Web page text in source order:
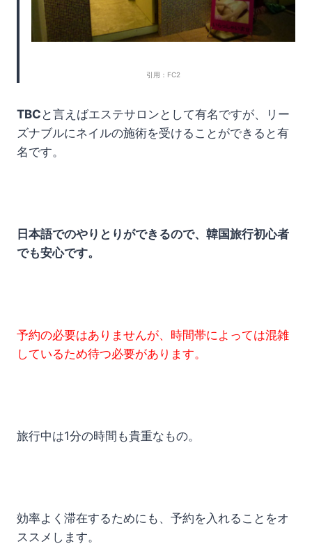
引用：FC2
TBC と言えばエステサロンとして有名ですが、リー
ズナブルにネイルの施術を受けることができると有
名です。
日本語でのやりとりができるので、韓国旅行初心者
でも安心です。
予約の必要はありませんが、時間帯によっては混雑
しているため待つ必要があります。
旅行中は1分の時間も貴重なもの。
効率よく滞在するためにも、予約を入れることをオ
ススメします。